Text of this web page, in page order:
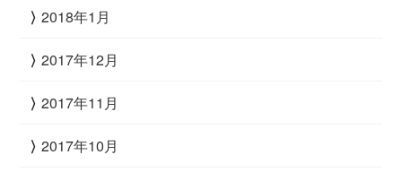
2018年1月
2017年12月
2017年11月
2017年10月